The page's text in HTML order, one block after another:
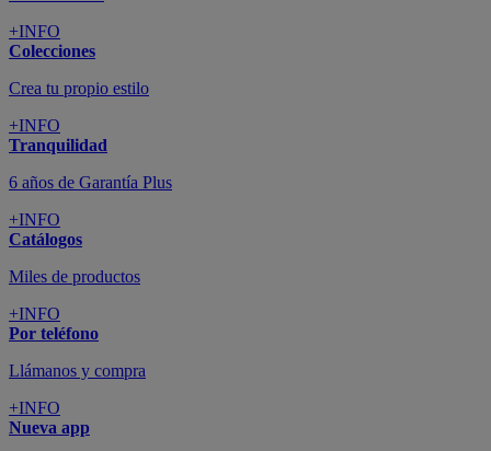
+INFO
Colecciones
Crea tu propio estilo
+INFO
Tranquilidad
6 años de Garantía Plus
+INFO
Catálogos
Miles de productos
+INFO
Por teléfono
Llámanos y compra
+INFO
Nueva app